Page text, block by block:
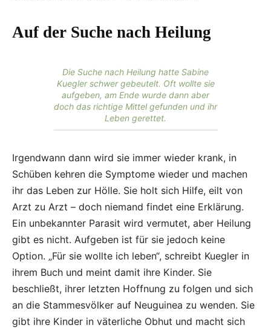
Auf der Suche nach Heilung
Die Suche nach Heilung hatte Sabine
Kuegler schwer gebeutelt. Oft wollte sie
aufgeben, am Ende wurde dann aber
doch das richtige Mittel gefunden und ihr
Leben gerettet.
Irgendwann dann wird sie immer wieder krank, in
Schüben kehren die Symptome wieder und machen
ihr das Leben zur Hölle. Sie holt sich Hilfe, eilt von
Arzt zu Arzt – doch niemand findet eine Erklärung.
Ein unbekannter Parasit wird vermutet, aber Heilung
gibt es nicht. Aufgeben ist für sie jedoch keine
Option. „Für sie wollte ich leben“, schreibt Kuegler in
ihrem Buch und meint damit ihre Kinder. Sie
beschließt, ihrer letzten Hoffnung zu folgen und sich
an die Stammesvölker auf Neuguinea zu wenden. Sie
gibt ihre Kinder in väterliche Obhut und macht sich